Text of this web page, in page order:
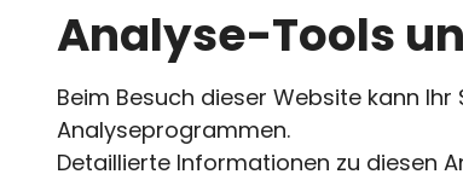
Analyse-Tools
Beim Besuch dieser Website kann
Analyseprogrammen.
Detaillierte Informationen zu diesen